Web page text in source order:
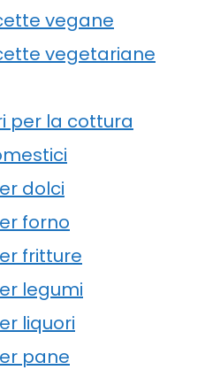
vegane
vegetariane
per la cottura
dolci
forno
fritture
legumi
liquori
pane